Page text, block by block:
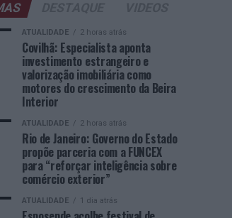
ATUALIDADE 2 horas atrás
Covilhã: Especialista aponta
investimento estrangeiro e
valorização imobiliária como
motores do crescimento da Beira
Interior
ATUALIDADE 2 horas atrás
Rio de Janeiro: Governo do Estado
propõe parceria com a FUNCEX
para “reforçar inteligência sobre
comércio exterior”
ATUALIDADE 1 dia atrás